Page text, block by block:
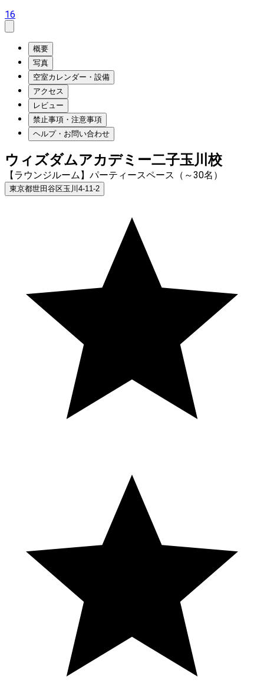
16
概要
写真
空室カレンダー・設備
アクセス
レビュー
禁止事項・注意事項
ヘルプ・お問い合わせ
ウィズダムアカデミー二子玉川校
【ラウンジルーム】パーティースペース（～30名）
東京都世田谷区玉川4-11-2